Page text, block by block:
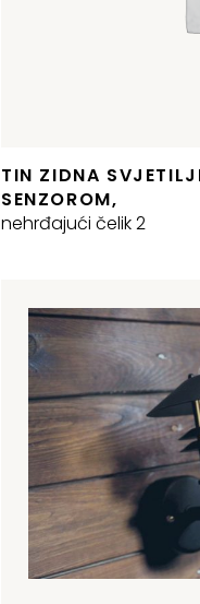
TIN ZIDNA
SENZOROM,
nehrđajući čelik 2